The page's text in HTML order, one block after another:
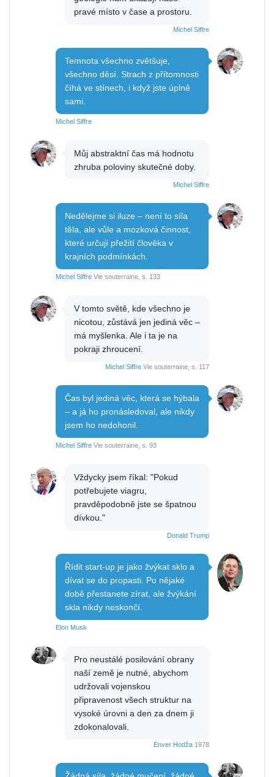
pravé místo v čase a prostoru.
Michel Siffre
Temnota všechno zvětšuje,
všechno děsí. Strach z přítomnosti
číhá ve stínech, i když jste úplně
sami.
Michel Siffre
Můj abstraktní čas má hodnotu
zhruba poloviny skutečné doby.
Michel Siffre
Nedělejme si iluze – není to síla
těla, ale vůle a mozková činnost,
které určují přežití člověka v
krajních podmínkách.
Michel Siffre Vie souterraine, s. 133
V tomto světě, kde všechno je
nicotou, zůstává jen jediná věc –
má myšlenka. Ale i ta je na
pokraji zhroucení.
Michel Siffre Vie souterraine, s. 117
Čas byl jediná věc, která se hýbala
– a já ho pronásledoval, ale nikdy
jsem ho nedohonil.
Michel Siffre Vie souterraine, s. 93
Vždycky jsem říkal: "Pokud
potřebujete viagru,
pravděpodobně jste se špatnou
dívkou."
Donald Trump
Řídit start-up je jako žvýkat sklo a
dívat se do propasti. Po nějaké
době přestanete zírat, ale žvýkání
skla nikdy neskončí.
Elon Musk
Pro neustálé posilování obrany
naší země je nutné, abychom
udržovali vojenskou
připravenost všech struktur na
vysoké úrovni a den za dnem ji
zdokonalovali.
Enver Hodža 1978